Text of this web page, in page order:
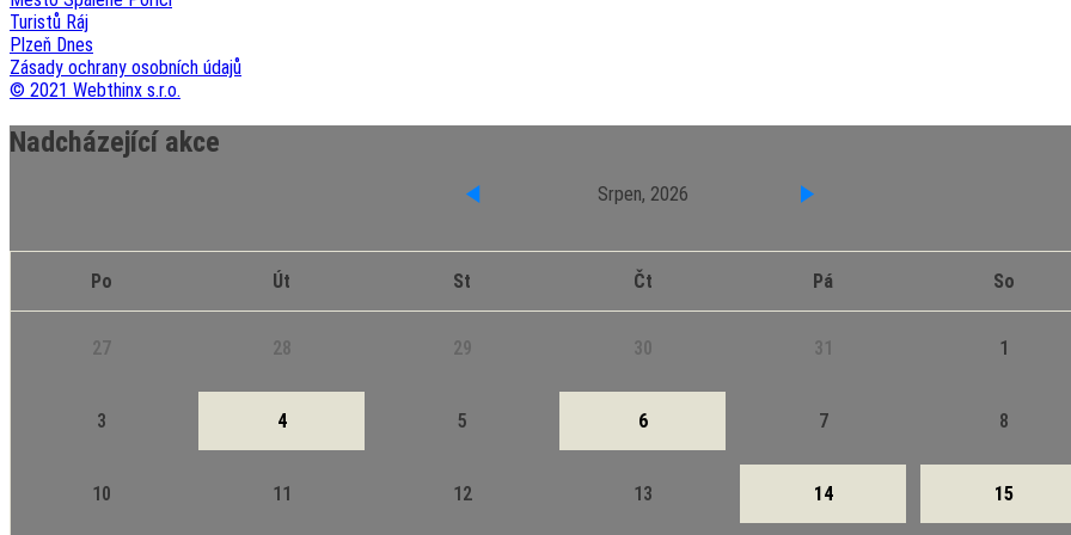
Turistů Ráj
Plzeň Dnes
Zásady ochrany osobních údajů
© 2021 Webthinx s.r.o.
Nadcházející akce
Srpen, 2026
Po Út St Čt Pá So
27 28 29 30 31 1
3 4 5 6 7 8
10 11 12 13 14 15